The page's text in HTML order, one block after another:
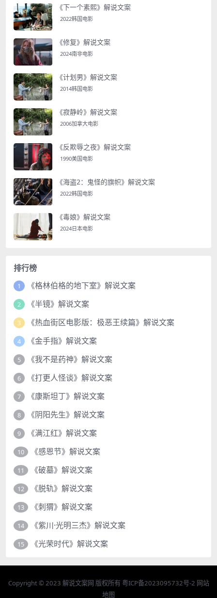
《下一个素熙》解说文案
2022韩国电影
《修复》解说文案
2024南非电影
《计划男》解说文案
2014韩国电影
《寂静岭》解说文案
2006加拿大电影
《反欺辱之夜》解说文案
1990美国电影
《海盗2：鬼怪的旗帜》解说文案
2022韩国电影
《毒娘》解说文案
2024日本电影
排行榜
1 《格林伯格的地下室》解说文案
2 《半镜》解说文案
3 《热血街区电影版：极恶王续篇》解说文案
4 《金手指》解说文案
5 《我不是药神》解说文案
6 《打更人怪谈》解说文案
7 《康斯坦丁》解说文案
8 《阴阳先生》解说文案
9 《满江红》解说文案
10 《感恩节》解说文案
11 《破墓》解说文案
12 《脱轨》解说文案
13 《刺猬》解说文案
14 《紫川·光明三杰》解说文案
15 《光荣时代》解说文案
Copyright © 2023 解说文案网 版权所有 粤ICP备2023095732号-2 网站
地图